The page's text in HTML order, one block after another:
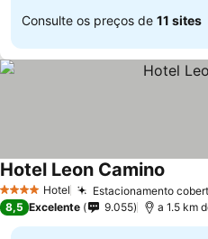
Consulte os preços de 11 sites
4 EstrelasHotel Estacionamento
Hotel Leon Camino
8,5 Excelente 9.055 a 1.5 km